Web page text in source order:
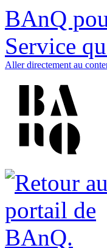
BAnQ
Service
Aller directement au